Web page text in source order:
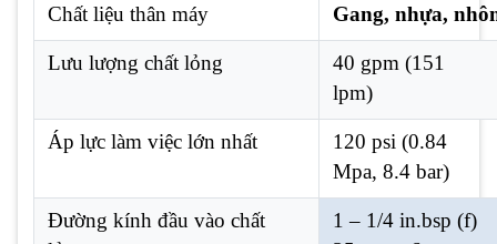
Chất liệu thân máy Gang, nhựa,
Lưu lượng chất lỏng 40 gpm (151
lpm)
Áp lực làm việc lớn nhất
120 psi (0.84
Mpa, 8.4 bar)
Đường kính đầu vào chất
1 – 1/4 in.bsp (f)